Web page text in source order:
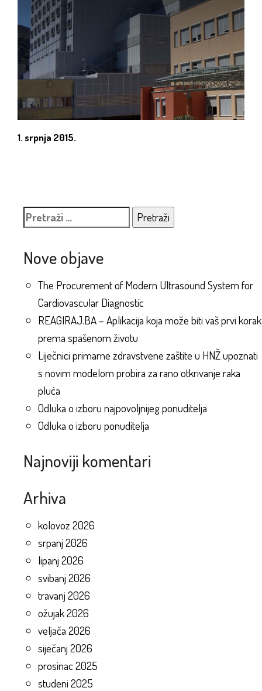
1. srpnja 2015.
Pretraži:
Nove objave
The Procurement of Modern Ultrasound System for
Cardiovascular Diagnostic
REAGIRAJ.BA – Aplikacija koja može biti vaš prvi korak
prema spašenom životu
Liječnici primarne zdravstvene zaštite u HNŽ upoznati
s novim modelom probira za rano otkrivanje raka
pluća
Odluka o izboru najpovoljnijeg ponuditelja
Odluka o izboru ponuditelja
Najnoviji komentari
Arhiva
kolovoz 2026
srpanj 2026
lipanj 2026
svibanj 2026
travanj 2026
ožujak 2026
veljača 2026
siječanj 2026
prosinac 2025
studeni 2025